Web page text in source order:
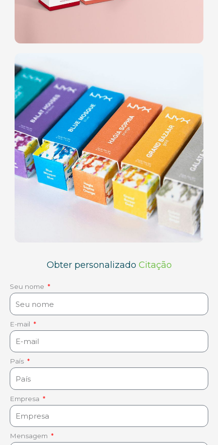
Obter personalizado Citação
Seu nome
E-mail
País
Empresa
Mensagem